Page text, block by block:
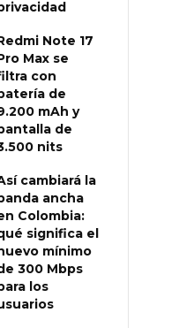
Note 17
Max se
con
de
mAh y
de
nits
cambiará la
ancha
Colombia:
significa el
mínimo
300 Mbps
los